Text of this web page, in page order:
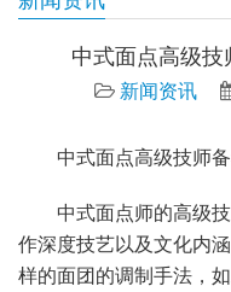
中式面点高级技
新闻资讯
中式面点高级技师备
中式面点师的高级技
作深度技艺以及文化内
样的面团的调制手法，